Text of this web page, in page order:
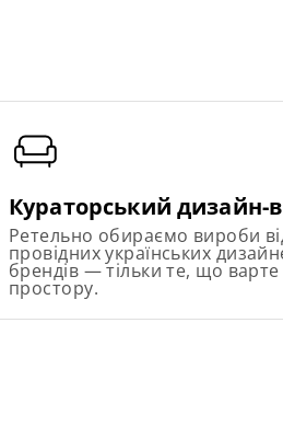
Кураторський дизайн-
Ретельно обираємо вироби
провідних українських
брендів — тільки те, що
простору.